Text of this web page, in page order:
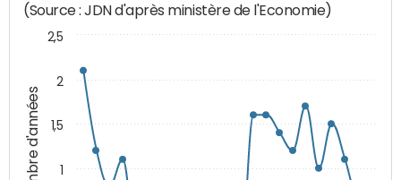
Nombre d'années
(Source : JDN d'après ministère de l'Economie)
1
1,5
2
2,5